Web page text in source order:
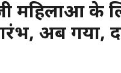
महिलाओं के
अब गया,